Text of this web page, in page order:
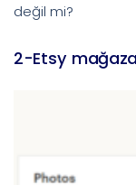
değil mi?
2-Etsy